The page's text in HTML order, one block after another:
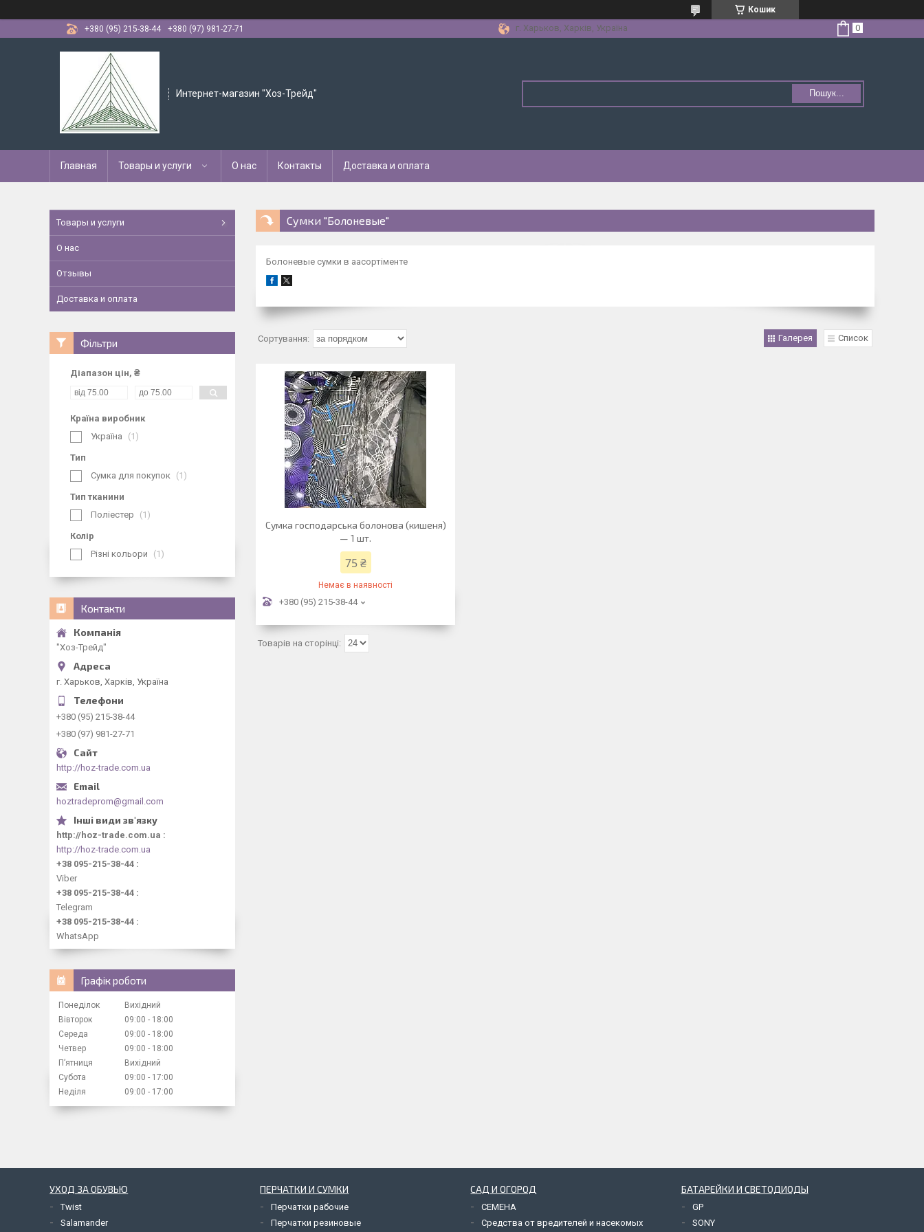
Кошик
+380 (95) 215-38-44
+380 (97) 981-27-71 г. Харьков, Харків, Україна
Интернет-магазин "Хоз-Трейд" Пошук...
Главная Товары и услуги О нас Контакты Доставка и оплата
Сумки "Болоневые"
Болоневые сумки в аасортіменте
Галерея Список
Сумка господарська болонова (кишеня)
— 1 шт.
75 ₴
Немає в наявності
+380 (95) 215-38-44
Товары и услуги
О нас
Отзывы
Доставка и оплата
Фільтри
Діапазон цін, ₴
Країна виробник
Україна
1
Тип
Сумка для покупок
1
Тип тканини
Поліестер
1
Колір
Різні кольори
1
Контакти
"Хоз-Трейд"
г. Харьков, Харків, Україна
+380 (95) 215-38-44
+380 (97) 981-27-71
http://hoz-trade.com.ua
hoztradeprom@gmail.com
http://hoz-trade.com.ua
http://hoz-trade.com.ua
+38 095-215-38-44
Viber
+38 095-215-38-44
Telegram
+38 095-215-38-44
WhatsApp
Графік роботи
Понеділок
Вихідний
Вівторок
09:00
18:00
Середа
09:00
18:00
Четвер
09:00
18:00
Пʼятниця
Вихідний
Субота
09:00
17:00
Неділя
09:00 17:00
УХОД ЗА ОБУВЬЮ
Twist
Salamander
ПЕРЧАТКИ И СУМКИ
Перчатки рабочие
Перчатки резиновые
САД И ОГОРОД
СЕМЕНА
Средства от вредителей и насекомых
БАТАРЕЙКИ И СВЕТОДИОДЫ
GP
SONY